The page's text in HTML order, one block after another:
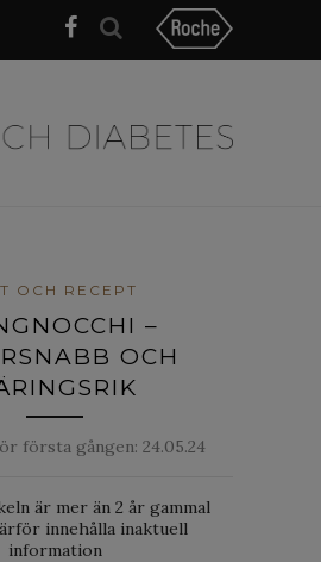
OCH RECEPT
–
OCH
första gången: 24.05.24
är mer än 2 år gammal
innehålla inaktuell
information